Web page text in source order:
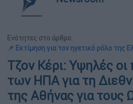
Ενότητες στο άρθρο:
📌 Εκτίμηση για τον ηγετικό ρόλο της
Τζον Κέρι: Υψηλές οι
των ΗΠΑ για τη
της Αθήνας για τους